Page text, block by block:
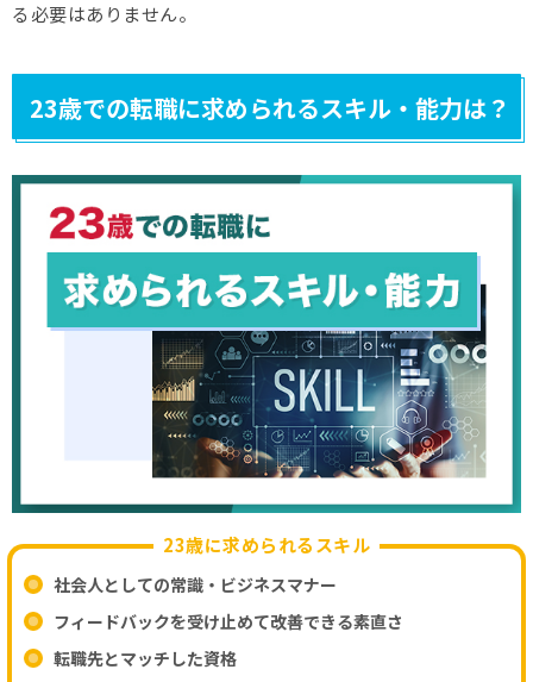
る必要はありません。
23歳での転職に求められるスキル・能力は？
23歳に求められるスキル
社会人としての常識・ビジネスマナー
フィードバックを受け止めて改善できる素直さ
転職先とマッチした資格